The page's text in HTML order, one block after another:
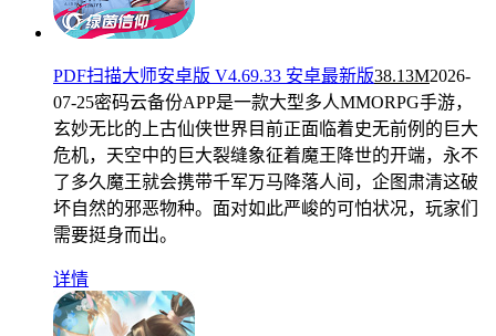
PDF扫描大师安卓版 V4.69.33 安卓最新版38.13M2026-
07-25密码云备份APP是一款大型多人MMORPG手游，
玄妙无比的上古仙侠世界目前正面临着史无前例的巨大
危机，天空中的巨大裂缝象征着魔王降世的开端，永不
了多久魔王就会携带千军万马降落人间，企图肃清这破
坏自然的邪恶物种。面对如此严峻的可怕状况，玩家们
需要挺身而出。
详情